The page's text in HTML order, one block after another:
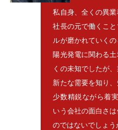
私自身、全くの異
社長の元で働くこ
ルが磨かれていく
陽光発電に関わる
くの未知でしたが
新たな需要を知り、
少数精鋭ながら着
いう会社の面白さ
のではないでしょう